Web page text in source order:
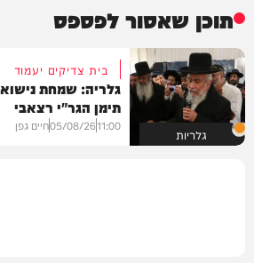
תוכן שאסור לפספס
גלריות
בית צדיקים יעמוד
גלריה: שמחת
תימן הגר"י רצאבי
11:00
05/08/26חיים גפן